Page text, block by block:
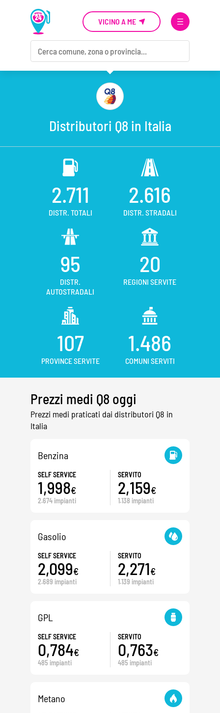
VICINO A ME
Distributori Q8 in Italia
2.711
DISTR. TOTALI
2.616
DISTR. STRADALI
95
DISTR.
AUTOSTRADALI
20
REGIONI SERVITE
107
PROVINCE SERVITE
1.486
COMUNI SERVITI
Prezzi medi Q8 oggi
Prezzi medi praticati dai distributori Q8 in
Italia
Benzina
SELF SERVICE
1,998€
2.674 impianti
SERVITO
2,159€
1.138 impianti
Gasolio
SELF SERVICE
2,099€
2.689 impianti
SERVITO
2,271€
1.139 impianti
GPL
SELF SERVICE
0,784€
485 impianti
SERVITO
0,763€
485 impianti
Metano